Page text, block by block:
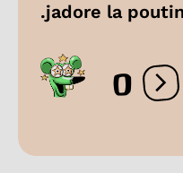
.jadore la
0